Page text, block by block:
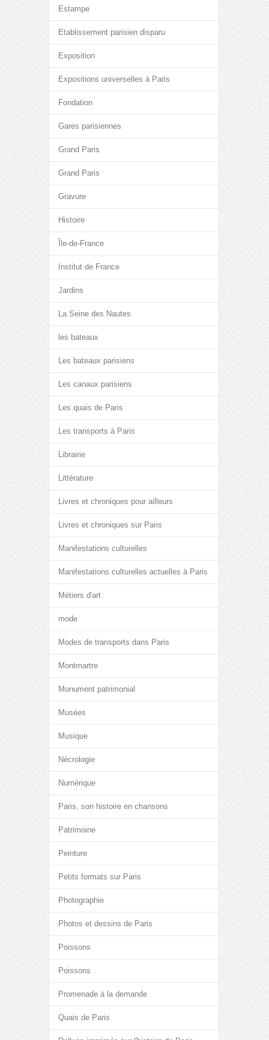
Estampe
Etablissement parisien disparu
Exposition
Expositions universelles à Paris
Fondation
Gares parisiennes
Grand Paris
Grand Paris
Gravure
Histoire
Île-de-France
Institut de France
Jardins
La Seine des Nautes
les bateaux
Les bateaux parisiens
Les canaux parisiens
Les quais de Paris
Les transports à Paris
Librairie
Littérature
Livres et chroniques pour ailleurs
Livres et chroniques sur Paris
Manifestations culturelles
Manifestations culturelles actuelles à Paris
Métiers d'art
mode
Modes de transports dans Paris
Montmartre
Monument patrimonial
Musées
Musique
Nécrologie
Numérique
Paris, son histoire en chansons
Patrimoine
Peinture
Petits formats sur Paris
Photographie
Photos et dessins de Paris
Poissons
Poissons
Promenade à la demande
Quais de Paris